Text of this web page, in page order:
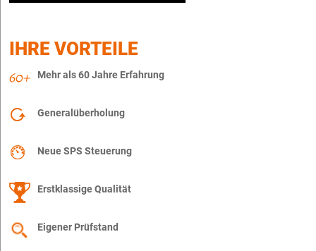
IHRE VORTEILE
Mehr als 60 Jahre Erfahrung
Generalüberholung
Neue SPS Steuerung
Erstklassige Qualität
Eigener Prüfstand